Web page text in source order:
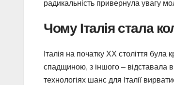
радикальність привернула увагу
Чому Італія стала
Італія на початку XX століття
спадщиною, з іншого – відставала в
технологіях шанс для Італії